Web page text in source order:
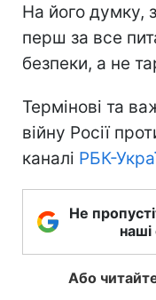
На його думку,
перш за все
безпеки, а не
Термінові та
війну Росії
каналі РБК-
Не
Або